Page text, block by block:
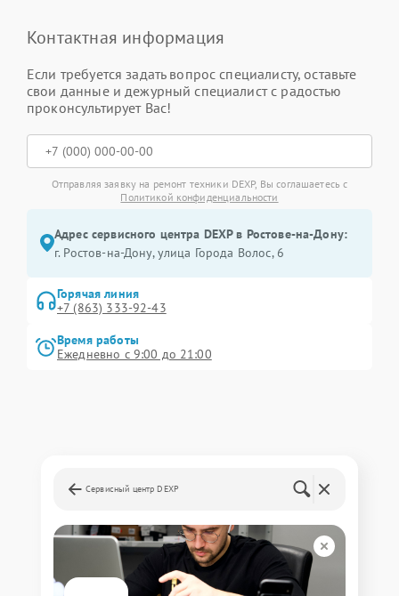
Контактная информация
Если требуется задать вопрос специалисту, оставьте
свои данные и дежурный специалист с радостью
проконсультирует Вас!
Отправляя заявку на ремонт техники DEXP, Вы соглашаетесь с
Политикой конфиденциальности
Адрес сервисного центра DEXP в Ростове-на-Дону:
г. Ростов-на-Дону, улица Города Волос, 6
Горячая линия
+7 (863) 333-92-43
Время работы
Ежедневно с 9:00 до 21:00
Сервисный центр DEXP